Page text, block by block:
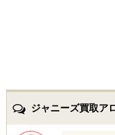
ジャニーズ買取ア